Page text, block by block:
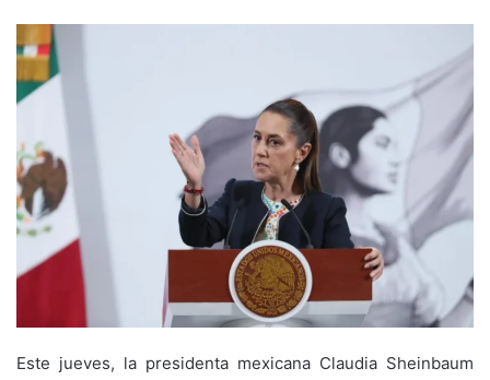
Este jueves, la presidenta mexicana Claudia Sheinbaum